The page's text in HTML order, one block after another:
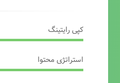
کپی رایتینگ
استراتژی محتوا